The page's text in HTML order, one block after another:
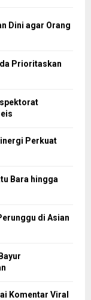
Dini agar Orang
Prioritaskan
Perkuat
Bara hingga
di Asian
Komentar Viral